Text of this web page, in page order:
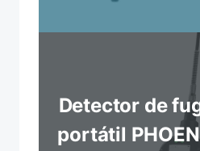
Detector de
portátil